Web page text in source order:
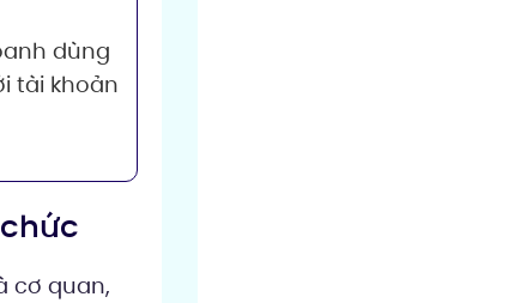
dùng
tài khoản
cơ quan,